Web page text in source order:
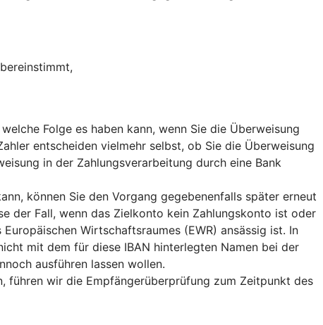
Folge es haben kann, wenn Sie die Überweisung
entscheiden vielmehr selbst, ob Sie die Überweisung
in der Zahlungsverarbeitung durch eine Bank
können Sie den Vorgang gegebenenfalls später erneut
der Fall, wenn das Zielkonto kein Zahlungskonto ist oder
Wirtschaftsraumes (EWR) ansässig ist. In
mit dem für diese IBAN hinterlegten Namen bei der
ausführen lassen wollen.
führen wir die Empfängerüberprüfung zum Zeitpunkt des